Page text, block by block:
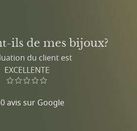
ils de mes bijoux?
du client est
EXCELLENTE
avis sur Google